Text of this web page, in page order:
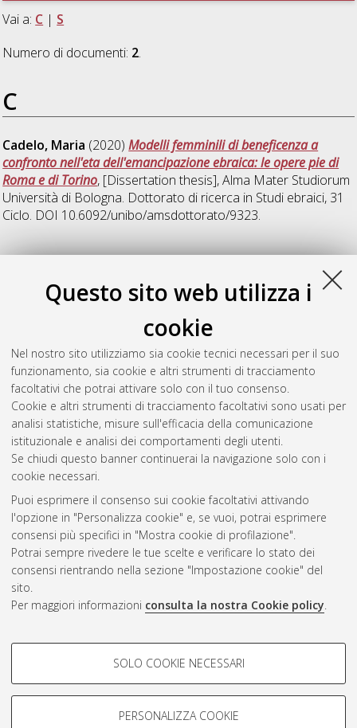
Questo sito web utilizza i
cookie
Nel nostro sito utilizziamo sia cookie tecnici necessari per il suo
funzionamento, sia cookie e altri strumenti di tracciamento
facoltativi che potrai attivare solo con il tuo consenso.
Cookie e altri strumenti di tracciamento facoltativi sono usati per
analisi statistiche, misure sull'efficacia della comunicazione
istituzionale e analisi dei comportamenti degli utenti.
Se chiudi questo banner continuerai la navigazione solo con i
cookie necessari.
Puoi esprimere il consenso sui cookie facoltativi attivando
l'opzione in "Personalizza cookie" e, se vuoi, potrai esprimere
consensi più specifici in "Mostra cookie di profilazione".
Potrai sempre rivedere le tue scelte e verificare lo stato dei
consensi rientrando nella sezione "Impostazione cookie" del
sito.
Per maggiori informazioni consulta la nostra Cookie policy.
COOKIE DI PROFILAZIONE -
Si tratta di cookie utilizzati per analizzare le caratteristiche della
navigazione degli utenti, creare profili in base al loro comportamento
SOLO COOKIE NECESSARI
PERSONALIZZA COOKIE
Vai a: C | S
Numero di documenti: 2.
C
Cadelo, Maria (2020)Modelli femminili di beneficenza a
confronto nell'eta dell'emancipazione ebraica: le opere pie di
Roma e di Torino, [Dissertation thesis], Alma Mater Studiorum
Università di Bologna. Dottorato di ricerca in Studi ebraici, 31
Ciclo. DOI 10.6092/unibo/amsdottorato/9323.
S
Sinicropi, Stefano Nicola(2020)L'esilio tedesco a Ferramonti
di Tarsia. Storie di ebrei in fuga dalla Germania
thesis], Alma Mater Studiorum Università di Bologna.
Dottorato di ricerca inStudi ebraici, 31 Ciclo. DOI
10.6092/unibo/amsdottorato/9313.
Questa lista e' stata generata il Wed Aug 5 20:41:24 2026
Atom
Rss 1.0
Rss 2.0
ISSN: 2038-7946
Impostazioni Cookie
Informativa sulla privacy
Condizioni d’uso del sito